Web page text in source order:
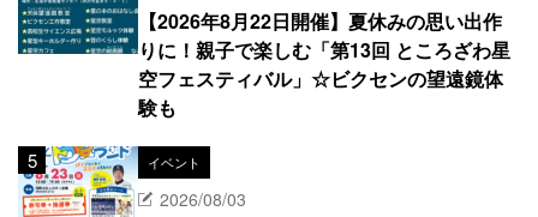
【2026年8月22日開催】夏休みの思い出作
りに！親子で楽しむ「第13回 ところざわ星
空フェスティバル」☆ビクセンの望遠鏡体
験も
イベント
2026/08/03